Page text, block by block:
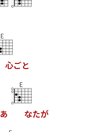
E
心ごと
あ
E
なたが